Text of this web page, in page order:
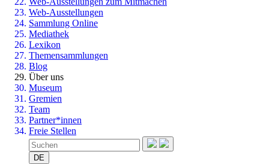
Web-Ausstellungen
Sammlung Online
Mediathek
Lexikon
Themensammlungen
Blog
Über uns
Museum
Gremien
Team
Partner*innen
Freie Stellen
DE